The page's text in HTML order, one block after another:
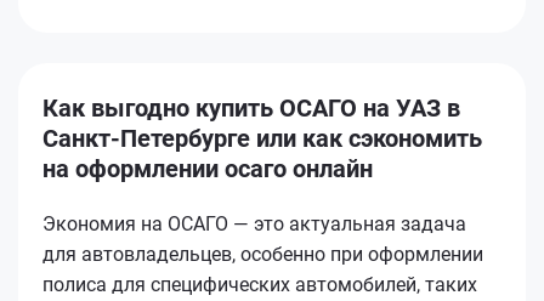
Как выгодно купить ОСАГО на УАЗ в
Санкт-Петербурге или как сэкономить
на оформлении осаго онлайн
Экономия на ОСАГО — это актуальная задача
для автовладельцев, особенно при оформлении
полиса для специфических автомобилей, таких